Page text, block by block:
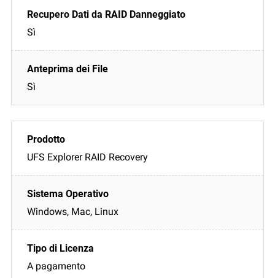
Sì
Sì
UFS Explorer RAID Recovery
Windows, Mac, Linux
A pagamento